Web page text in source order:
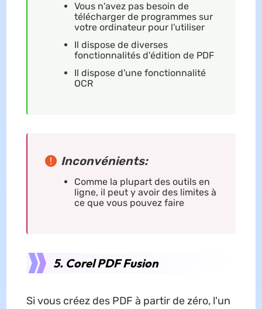
Vous n'avez pas besoin de
télécharger de programmes sur
votre ordinateur pour l'utiliser
Il dispose de diverses
fonctionnalités d'édition de PDF
Il dispose d'une fonctionnalité
OCR
Inconvénients:
Comme la plupart des outils en
ligne, il peut y avoir des limites à
ce que vous pouvez faire
5. Corel PDF Fusion
Si vous créez des PDF à partir de zéro, l'un